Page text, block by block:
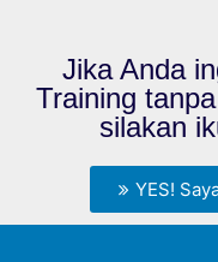
Jika Anda
Training
silakan
YES!